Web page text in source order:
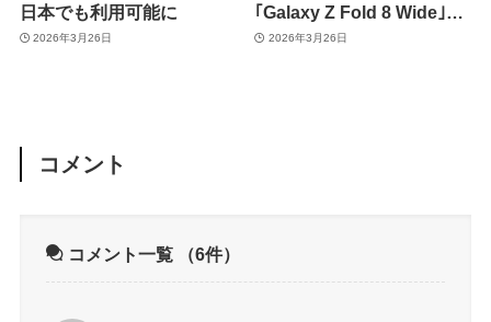
日本でも利用可能に
2026年3月26日
｢Galaxy Z Fold 8 Wide｣は
こんな感じに ｰ CADレンダ
2026年3月26日
コメント
コメント一覧 （6件）